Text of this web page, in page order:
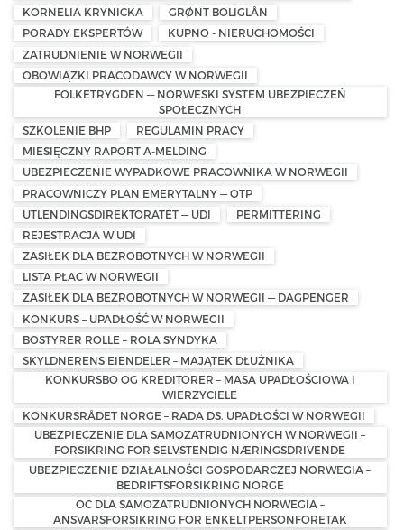
KORNELIA KRYNICKA
GRØNT BOLIGLÅN
PORADY EKSPERTÓW
KUPNO - NIERUCHOMOŚCI
ZATRUDNIENIE W NORWEGII
OBOWIĄZKI PRACODAWCY W NORWEGII
FOLKETRYGDEN — NORWESKI SYSTEM UBEZPIECZEŃ
SPOŁECZNYCH
SZKOLENIE BHP
REGULAMIN PRACY
MIESIĘCZNY RAPORT A-MELDING
UBEZPIECZENIE WYPADKOWE PRACOWNIKA W NORWEGII
PRACOWNICZY PLAN EMERYTALNY — OTP
UTLENDINGSDIREKTORATET — UDI
PERMITTERING
REJESTRACJA W UDI
ZASIŁEK DLA BEZROBOTNYCH W NORWEGII
LISTA PŁAC W NORWEGII
ZASIŁEK DLA BEZROBOTNYCH W NORWEGII — DAGPENGER
KONKURS – UPADŁOŚĆ W NORWEGII
BOSTYRER ROLLE – ROLA SYNDYKA
SKYLDNERENS EIENDELER – MAJĄTEK DŁUŻNIKA
KONKURSBO OG KREDITORER – MASA UPADŁOŚCIOWA I
WIERZYCIELE
KONKURSRÅDET NORGE – RADA DS. UPADŁOŚCI W NORWEGII
UBEZPIECZENIE DLA SAMOZATRUDNIONYCH W NORWEGII –
FORSIKRING FOR SELVSTENDIG NÆRINGSDRIVENDE
UBEZPIECZENIE DZIAŁALNOŚCI GOSPODARCZEJ NORWEGIA –
BEDRIFTSFORSIKRING NORGE
OC DLA SAMOZATRUDNIONYCH NORWEGIA –
ANSVARSFORSIKRING FOR ENKELTPERSONFORETAK